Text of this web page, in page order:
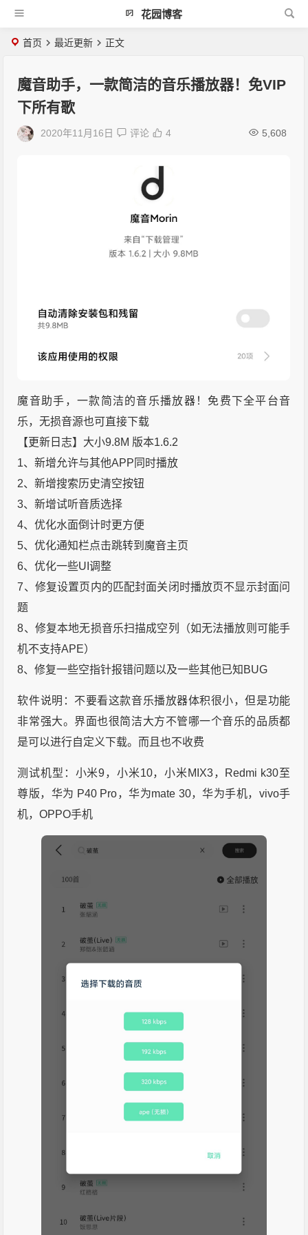
花园博客
首页 最近更新 正文
魔音助手，一款简洁的音乐播放器！免VIP
下所有歌
2020年11月16日 评论 5,608
4
魔音助手，一款简洁的音乐播放器！免费下全平台音
乐，无损音源也可直接下载
【更新日志】大小9.8M 版本1.6.2
1、新增允许与其他APP同时播放
2、新增搜索历史清空按钮
3、新增试听音质选择
4、优化水面倒计时更方便
5、优化通知栏点击跳转到魔音主页
6、优化一些UI调整
7、修复设置页内的匹配封面关闭时播放页不显示封面问
题
8、修复本地无损音乐扫描成空列（如无法播放则可能手
机不支持APE）
8、修复一些空指针报错问题以及一些其他已知BUG
软件说明：不要看这款音乐播放器体积很小，但是功能
非常强大。界面也很简洁大方不管哪一个音乐的品质都
是可以进行自定义下载。而且也不收费
测试机型：小米9，小米10，小米MIX3，Redmi k30至
尊版，华为 P40 Pro，华为mate 30，华为手机，vivo手
机，OPPO手机